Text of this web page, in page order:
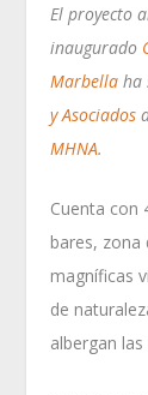
El proyecto
inaugurado
Marbella ha
y Asociados
MHNA.
Cuenta con
bares, zona
magníficas
de
albergan